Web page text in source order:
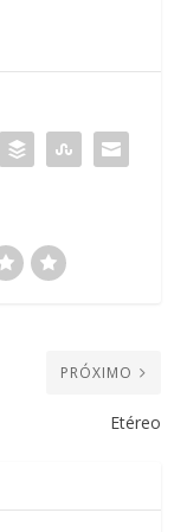
PRÓXIMO
Etéreo